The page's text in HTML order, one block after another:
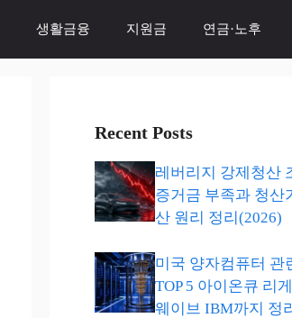
생활금융 지원금 연금·노후
Recent Posts
레버리지 강제청산
증거금 부족과 청산
산 원리 정리(2026)
미국 양자컴퓨터 관
TOP 5 아이온큐 리
웨이브 IBM까지 정